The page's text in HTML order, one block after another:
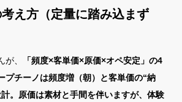
え方（定量に踏み込まず
、
「頻度×客単価×原価×オペ安定」の4
プチーノは頻度増（朝）と客単価の“納
。原価は素材と手間を伴いますが、体験